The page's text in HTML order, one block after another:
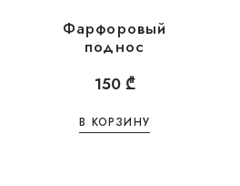
Фарфоровый
поднос
150 ₾
В КОРЗИНУ